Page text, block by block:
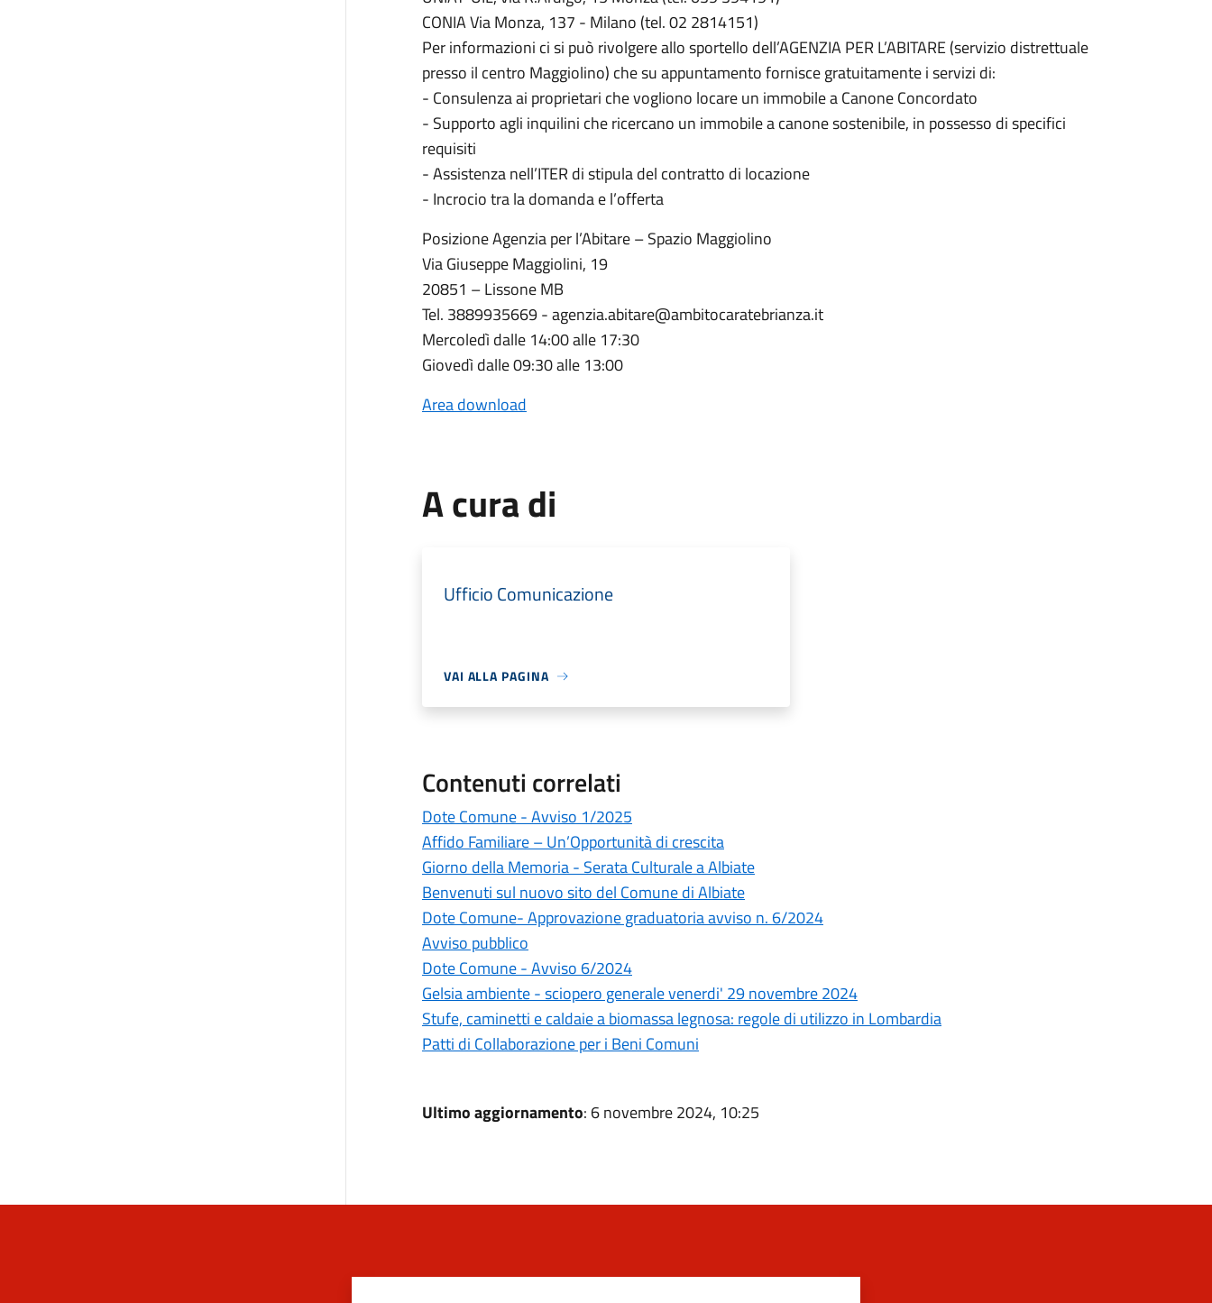
CONIA Via Monza, 137 - Milano (tel. 02 2814151)
Per informazioni ci si può rivolgere allo sportello dell’AGENZIA PER L’ABITARE (servizio distrettuale
presso il centro Maggiolino) che su appuntamento fornisce gratuitamente i servizi di:
- Consulenza ai proprietari che vogliono locare un immobile a Canone Concordato
- Supporto agli inquilini che ricercano un immobile a canone sostenibile, in possesso di specifici
requisiti
- Assistenza nell’ITER di stipula del contratto di locazione
- Incrocio tra la domanda e l’offerta
Posizione Agenzia per l’Abitare – Spazio Maggiolino
Via Giuseppe Maggiolini, 19
20851 – Lissone MB
Tel. 3889935669 - agenzia.abitare@ambitocaratebrianza.it
Mercoledì dalle 14:00 alle 17:30
Giovedì dalle 09:30 alle 13:00
Area download
A cura di
Ufficio Comunicazione
VAI ALLA PAGINA
Contenuti correlati
Dote Comune - Avviso 1/2025
Affido Familiare – Un’Opportunità di crescita
Giorno della Memoria - Serata Culturale a Albiate
Benvenuti sul nuovo sito del Comune di Albiate
Dote Comune- Approvazione graduatoria avviso n. 6/2024
Avviso pubblico
Dote Comune - Avviso 6/2024
Gelsia ambiente - sciopero generale venerdi' 29 novembre 2024
Stufe, caminetti e caldaie a biomassa legnosa: regole di utilizzo in Lombardia
Patti di Collaborazione per i Beni Comuni
Ultimo aggiornamento: 6 novembre 2024, 10:25